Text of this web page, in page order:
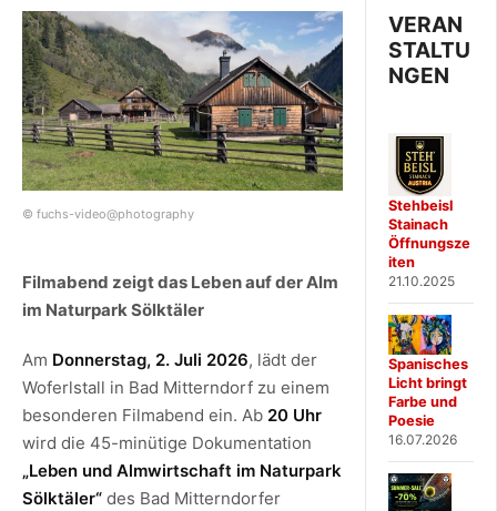
© fuchs-video@photography
Filmabend zeigt das Leben auf der Alm
im Naturpark Sölktäler
Am Donnerstag, 2. Juli 2026, lädt der
Woferlstall in Bad Mitterndorf zu einem
besonderen Filmabend ein. Ab 20 Uhr
wird die 45-minütige Dokumentation
„Leben und Almwirtschaft im Naturpark
Sölktäler“ des Bad Mitterndorfer
VERAN
STALTU
NGEN
Stehbeisl
Stainach
Öffnungsze
iten
21.10.2025
Spanisches
Licht bringt
Farbe und
Poesie
16.07.2026